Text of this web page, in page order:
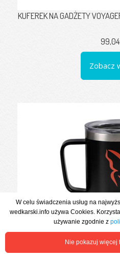
KUFEREK NA GADŻETY
Zobacz
KUBEK TERMICZNY
W celu świadczenia usług na
wedkarski.info używa Cookies.
używanie zgodnie z
Nie pokazuj więcej